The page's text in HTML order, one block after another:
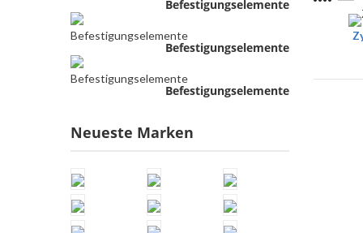
Befestigungselemente
Befestigungselemente
Befestigungselemente
Neueste Marken